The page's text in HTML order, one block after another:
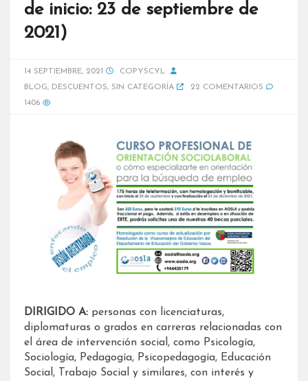
de inicio: 23 de septiembre de
2021)
14 SEPTIEMBRE, 2021
COPYSCYL
BLOG, DESCUENTOS, SIN CATEGORÍA
22 COMENTARIOS
1406
DIRIGIDO A: personas con licenciaturas,
diplomaturas o grados en carreras relacionadas con
el área de intervención social, como Psicología,
Sociología, Pedagogía, Psicopedagogía, Educación
Social, Trabajo Social y similares, con interés y